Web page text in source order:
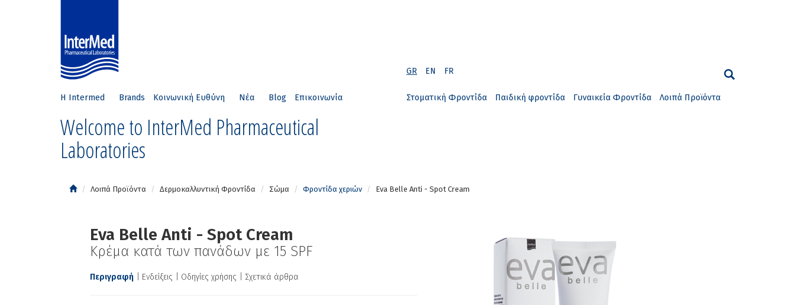
GR EN FR
Η Intermed Brands Κοινωνική Ευθύνη Νέα Blog Επικοινωνία
Welcome to InterMed Pharmaceutical
Laboratories
Στοματική Φροντίδα Παιδική φροντίδα Γυναικεία Φροντίδα Λοιπά Προϊόντα
Λοιπά Προϊόντα Δερμοκαλλυντική Φροντίδα Σώμα Φροντίδα χεριών Eva Belle Anti - Spot Cream
Eva Belle Anti - Spot Cream
Κρέμα κατά των πανάδων με 15 SPF
Περιγραφή Ενδείξεις Οδηγίες χρήσης Σχετικά άρθρα